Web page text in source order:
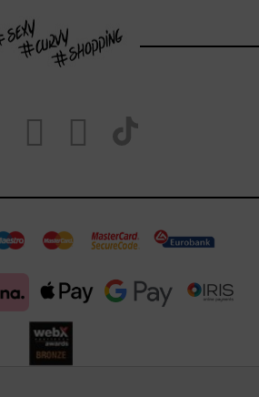
Visit
https://
page
Visit
https://
page
Visit
https://
page
our
TikTok
page